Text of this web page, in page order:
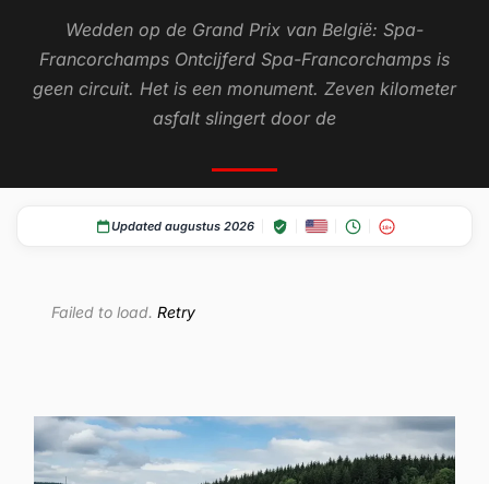
Wedden op de Grand Prix van België: Spa-
Francorchamps Ontcijferd Spa-Francorchamps is
geen circuit. Het is een monument. Zeven kilometer
asfalt slingert door de
Updated augustus 2026 18+
Failed to load. Retry